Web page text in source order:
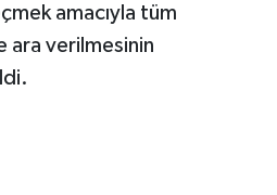
amacıyla tüm
ara verilmesinin